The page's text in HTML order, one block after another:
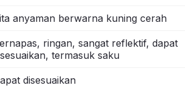
anyaman berwarna kuning cerah
ringan, sangat reflektif, dapat
termasuk saku
disesuaikan